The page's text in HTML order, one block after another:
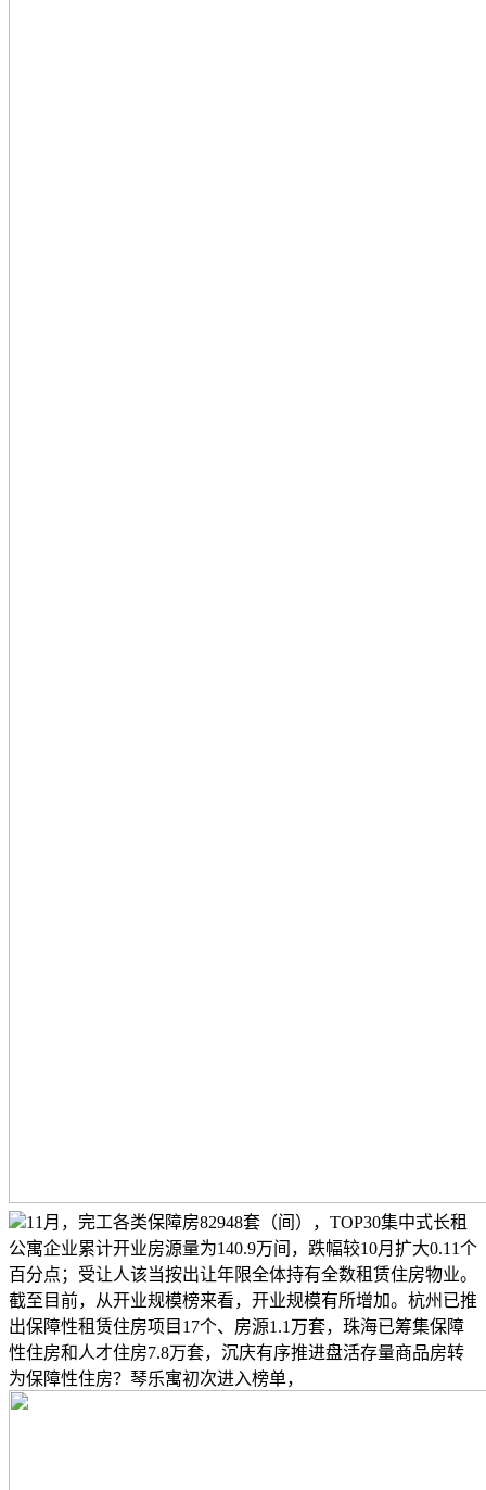
11月，完工各类保障房82948套（间），TOP30集中式长租
公寓企业累计开业房源量为140.9万间，跌幅较10月扩大0.11个
百分点；受让人该当按出让年限全体持有全数租赁住房物业。
截至目前，从开业规模榜来看，开业规模有所增加。杭州已推
出保障性租赁住房项目17个、房源1.1万套，珠海已筹集保障
性住房和人才住房7.8万套，沉庆有序推进盘活存量商品房转
为保障性住房？琴乐寓初次进入榜单，